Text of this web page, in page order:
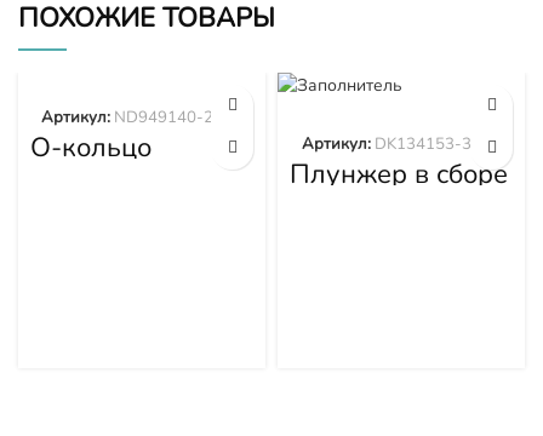
ПОХОЖИЕ ТОВАРЫ
О-кольцо
ND949140-2570
Артикул: ND949140-2570
Плунжер в сборе
DK134153-3520
Артикул: DK134153-3520